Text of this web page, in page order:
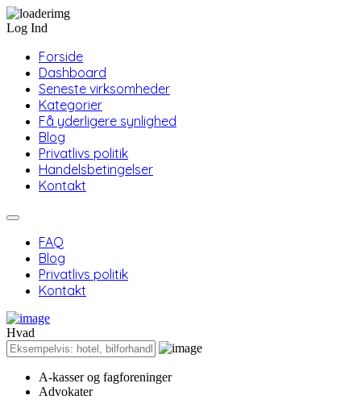
Log Ind
Forside
Dashboard
Seneste virksomheder
Kategorier
Få yderligere synlighed
Blog
Privatlivs politik
Handelsbetingelser
Kontakt
FAQ
Blog
Privatlivs politik
Kontakt
Hvad
A-kasser og fagforeninger
Advokater